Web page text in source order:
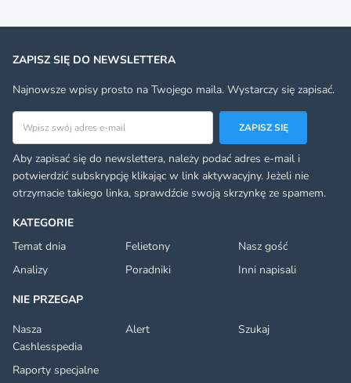
KATEGORIE
Temat dnia
Felietony
Nasz gość
Analizy
Poradniki
Inni napisali
NIE PRZEGAP
Nasza
Cashlesspedia
Alert Szukaj
Raporty specjalne
ZAPISZ SIĘ DO NEWSLETTERA
Najnowsze wpisy prosto na Twojego maila. Wystarczy się zapisać.
Adres email
ZAPISZ SIĘ
Aby zapisać się do newslettera, należy podać adres e-mail i
potwierdzić subskrypcję klikając w link aktywacyjny. Jeżeli nie
otrzymacie takiego linka, sprawdźcie swoją skrzynkę ze spamem.